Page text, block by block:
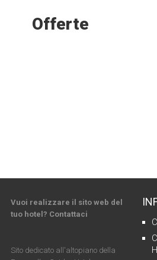
Offerte
Vuoi realizzare il sito web del
tuo hotel? Contattaci
Sito dedicato all'altopiano della